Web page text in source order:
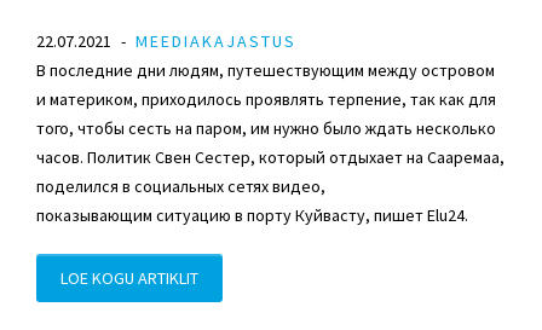
22.07.2021
MEEDIAKAJASTUS
В последние дни людям, путешествующим между островом
и материком, приходилось проявлять терпение, так как для
того, чтобы сесть на паром, им нужно было ждать несколько
часов. ПолитикСвен Сестер, который отдыхает на Сааремаа,
поделился в социальных сетях видео,
показывающим ситуацию в порту Куйвасту, пишет Elu24.
LOE KOGU ARTIKLIT